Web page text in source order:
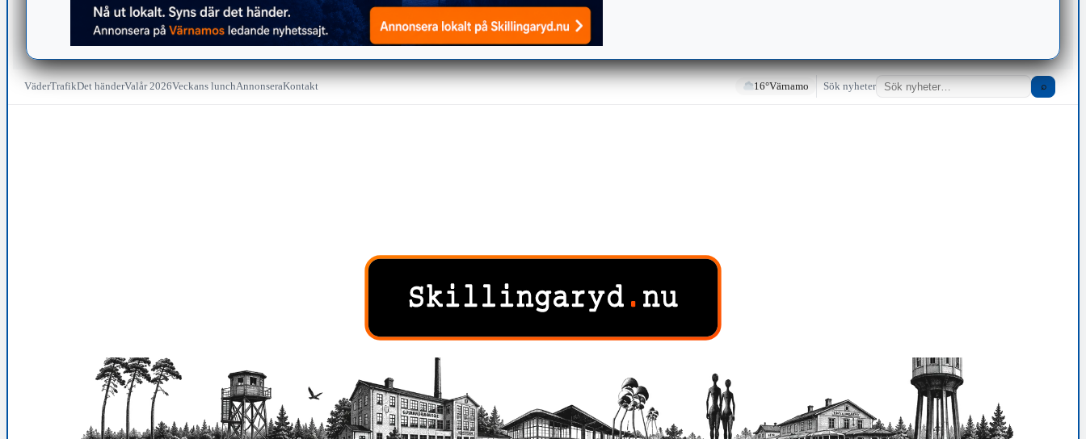
VäderTrafikDet händerValår 2026Veckans lunchAnnonseraKontakt 16°Värnamo Sök nyheter ⌕